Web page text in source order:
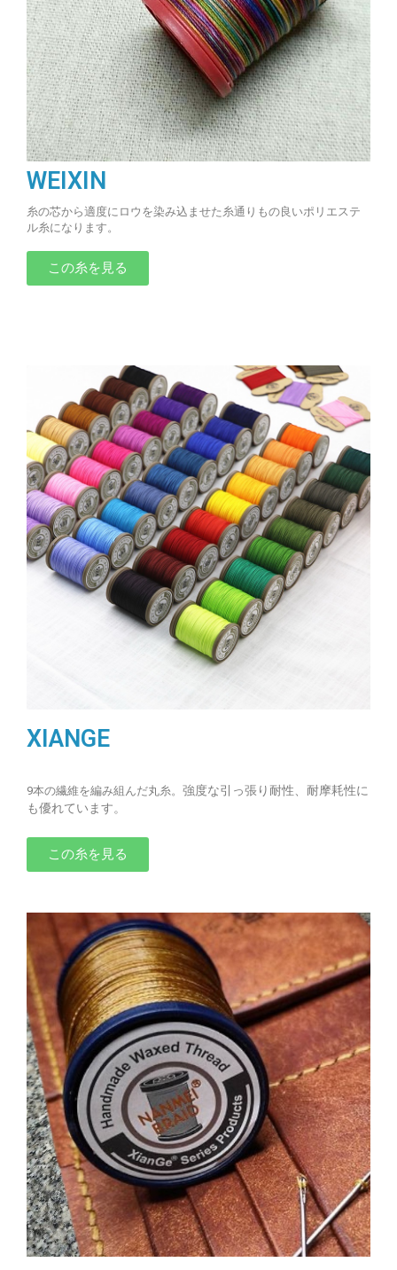
WEIXIN
糸の芯から適度にロウを染み込ませた糸通りもの良いポリエステ
ル糸になります。
この糸を見る
XIANGE
9本の繊維を編み組んだ丸糸。 強度な引っ張り耐性、耐摩耗性に
も優れています。
この糸を見る